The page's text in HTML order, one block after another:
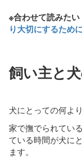
※合わせて読みたい
り大切にするため
飼い主と
犬にとっての何よ
家で撫でられてい
ている時間が犬に
ます。